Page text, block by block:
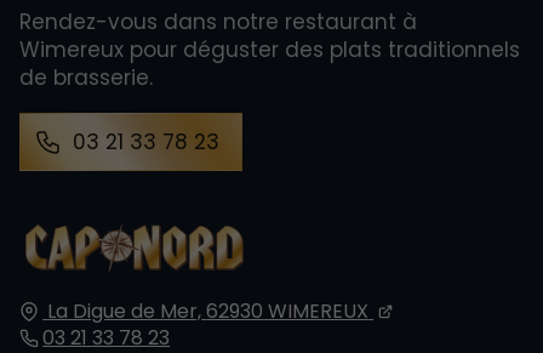
La Digue de Mer,62930 WIMEREUX
03 21 33 78 23
Rendez-vous dans notre restaurant à
Wimereux pour déguster des plats traditionnels
de brasserie.
03 21 33 78 23